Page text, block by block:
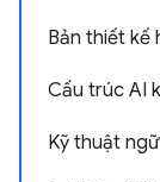
Bản thiết kế
Cấu trúc AI
Kỹ thuật